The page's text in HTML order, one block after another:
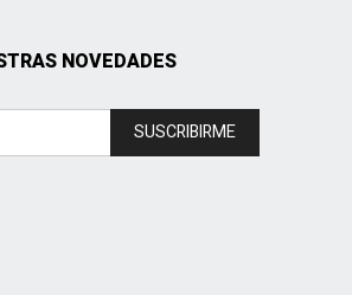
NOVEDADES
SUSCRIBIRME